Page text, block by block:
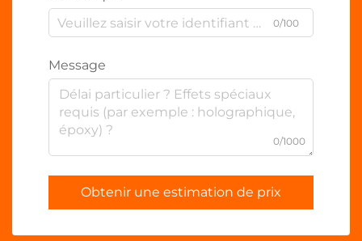
0/100
Message
0/1000
Obtenir une estimation de prix